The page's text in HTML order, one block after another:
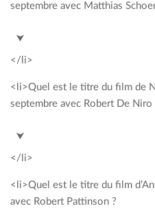
septembre avec Matthias
<span style= »color: #00a2c3;
⮟
</li>
<li>Quel est le titre du film de
septembre avec Robert De Niro
<span style= »color: #00a2c3;
⮟
</li>
<li>Quel est le titre du film
avec Robert Pattinson ?